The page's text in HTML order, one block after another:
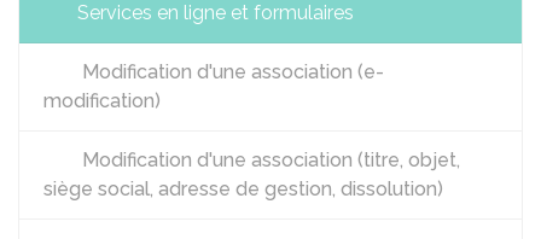
Services en ligne et formulaires
Modification d'une association (e-
modification)
Modification d'une association (titre, objet,
siège social, adresse de gestion, dissolution)